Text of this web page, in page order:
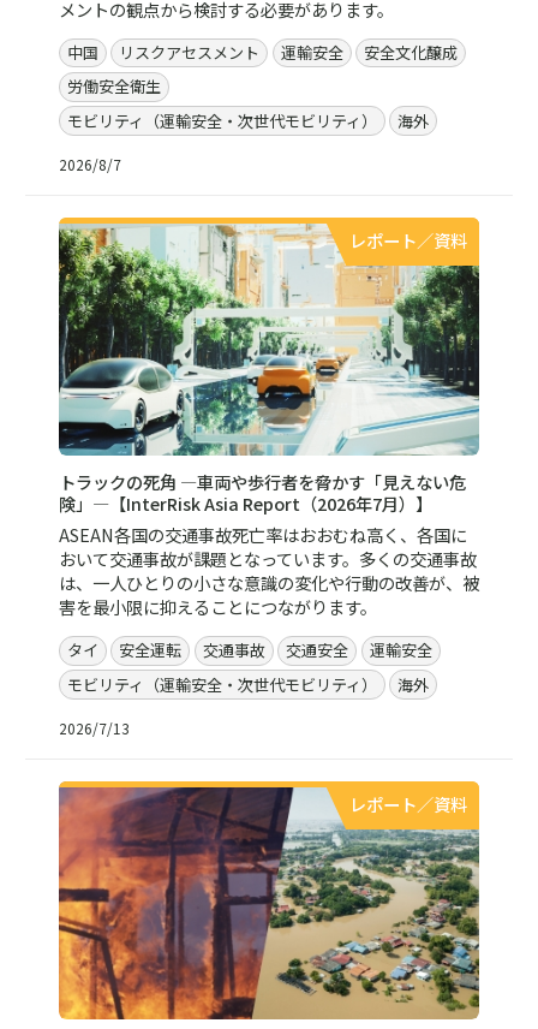
メントの観点から検討する必要があります。
中国 リスクアセスメント 運輸安全
安全文化醸成
労働安全衛生
モビリティ（運輸安全・次世代モビリティ）
海外
2026/8/7
レポート／資料
トラックの死角 ―車両や歩行者を脅かす「見えない危
険」―【InterRisk Asia Report（2026年7月）】
ASEAN各国の交通事故死亡率はおおむね高く、各国に
おいて交通事故が課題となっています。多くの交通事故
は、一人ひとりの小さな意識の変化や行動の改善が、被
害を最小限に抑えることにつながります。
タイ 安全運転 交通事故 交通安全
運輸安全
モビリティ（運輸安全・次世代モビリティ）
海外
2026/7/13
レポート／資料